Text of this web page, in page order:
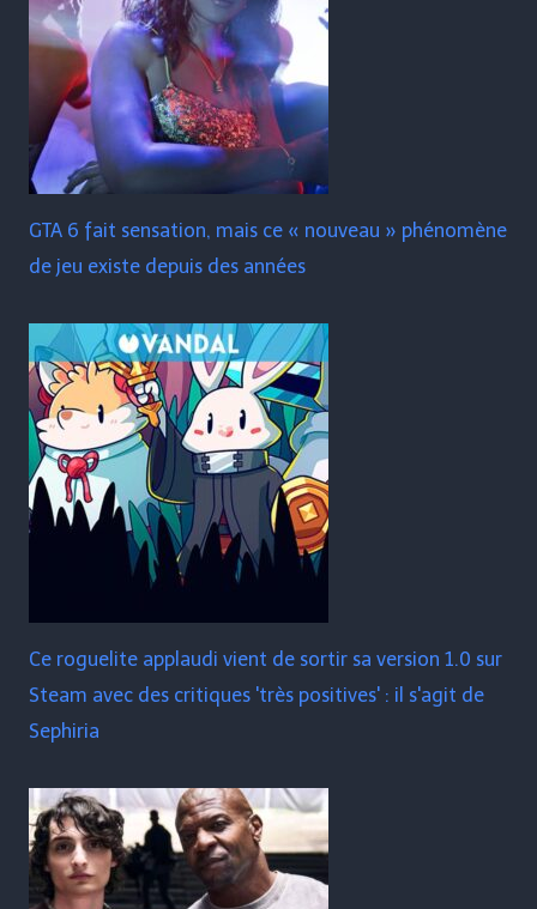
GTA 6 fait sensation, mais ce « nouveau » phénomène
de jeu existe depuis des années
Ce roguelite applaudi vient de sortir sa version 1.0 sur
Steam avec des critiques 'très positives' : il s'agit de
Sephiria